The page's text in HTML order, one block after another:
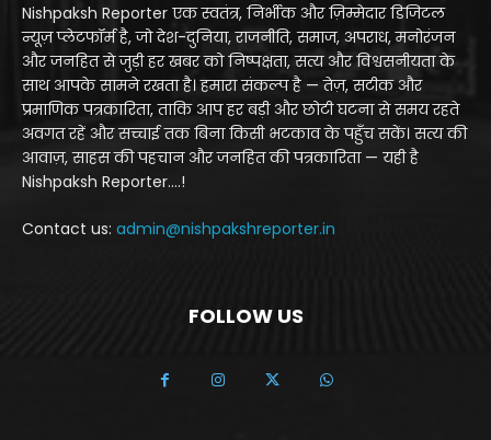
Nishpaksh Reporter एक स्वतंत्र, निर्भीक और ज़िम्मेदार डिजिटल
न्यूज़ प्लेटफॉर्म है, जो देश-दुनिया, राजनीति, समाज, अपराध, मनोरंजन
और जनहित से जुड़ी हर खबर को निष्पक्षता, सत्य और विश्वसनीयता के
साथ आपके सामने रखता है। हमारा संकल्प है — तेज़, सटीक और
प्रमाणिक पत्रकारिता, ताकि आप हर बड़ी और छोटी घटना से समय रहते
अवगत रहें और सच्चाई तक बिना किसी भटकाव के पहुँच सकें। सत्य की
आवाज़, साहस की पहचान और जनहित की पत्रकारिता — यही है
Nishpaksh Reporter....!
Contact us: admin@nishpakshreporter.in
FOLLOW US